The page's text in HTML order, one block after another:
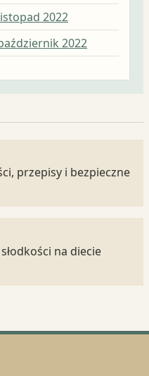
2022
2022
przepisy i bezpieczne
na diecie